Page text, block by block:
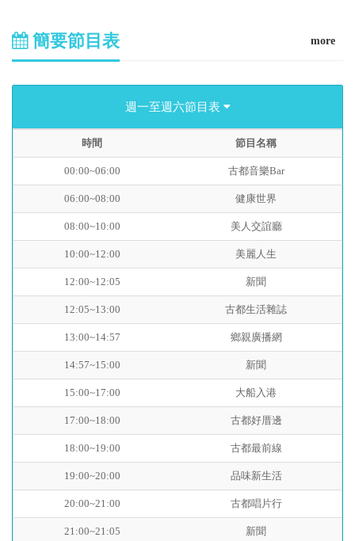
簡要節目表 more
週一至週六節目表
時間 節目名稱
00:00~06:00 古都音樂Bar
06:00~08:00 健康世界
08:00~10:00 美人交誼廳
10:00~12:00 美麗人生
12:00~12:05 新聞
12:05~13:00 古都生活雜誌
13:00~14:57 鄉親廣播網
14:57~15:00 新聞
15:00~17:00 大船入港
17:00~18:00 古都好厝邊
18:00~19:00 古都最前線
19:00~20:00 品味新生活
20:00~21:00 古都唱片行
21:00~21:05 新聞